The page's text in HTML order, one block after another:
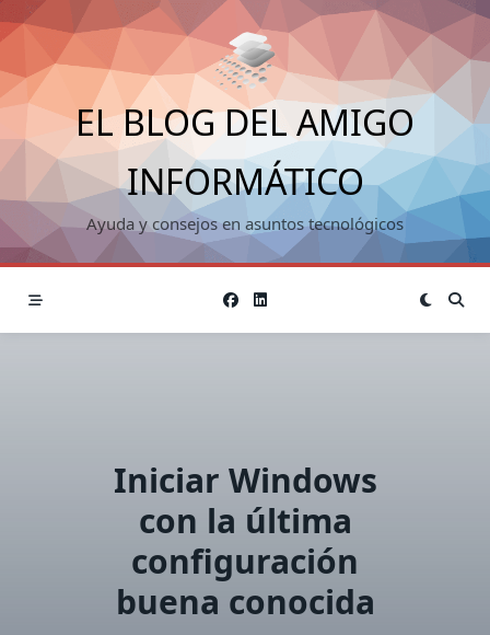
Saltar
al
contenido
EL BLOG DEL AMIGO
INFORMÁTICO
Ayuda y consejos en asuntos tecnológicos
Iniciar Windows
con la última
configuración
buena conocida